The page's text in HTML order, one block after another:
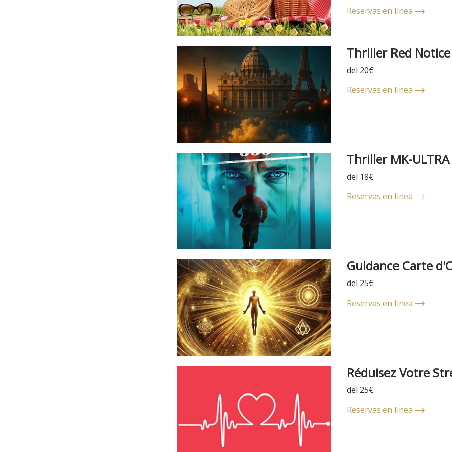
Reservas en linea
Thriller Red Notice
del 20€
Reservas en linea
Thriller MK-
del 18€
Reservas en linea
Guidance Carte
del 25€
Reservas en linea
Réduisez Votre
del 25€
Reservas en linea